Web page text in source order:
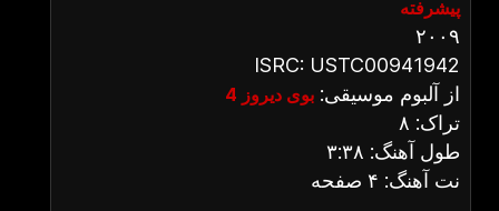
پیشرفته
۲۰۰۹
ISRC: USTC00941942
از آلبوم موسیقی: بوی دیروز 4
تراک: ۸
طول آهنگ: ۳:۳۸
نت آهنگ: ۴ صفحه